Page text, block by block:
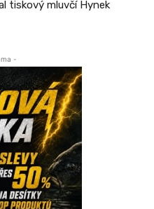
tiskový mluvčí Hynek
-